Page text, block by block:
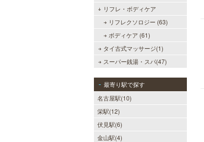
リフレ・ボディケア
リフレクソロジー (63)
ボディケア (61)
タイ古式マッサージ(1)
スーパー銭湯・スパ(47)
最寄り駅で探す
名古屋駅(10)
栄駅(12)
伏見駅(6)
金山駅(4)